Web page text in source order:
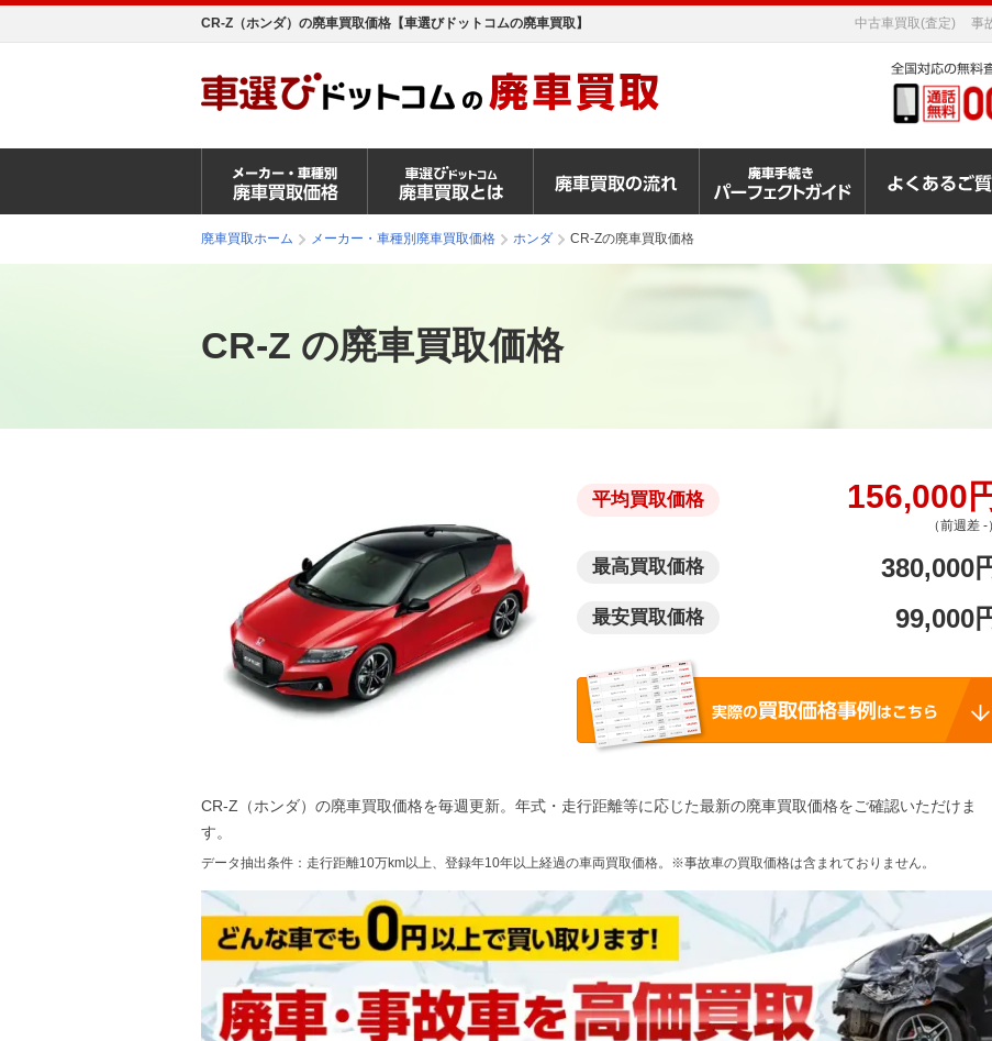
CR-Z（ホンダ）の廃車買取価格【車選びドットコムの廃車買取】 中古車買取(査定) 事
廃車買取ホーム メーカー・車種別廃車買取価格 ホンダ CR-Zの廃車買取価格
CR-Z の廃車買取価格
平均買取価格 156,000
（前週差 -）
最高買取価格 380,000
最安買取価格 99,000
CR-Z（ホンダ） の廃車買取価格を毎週更新。年式・走行距離等に応じた最新の廃車買取価格をご確認いただけま
す。
データ抽出条件：走行距離10万km以上、登録年10年以上経過の車両買取価格。※事故車の買取価格は含まれておりません。